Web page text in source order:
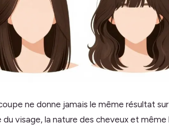
ne donne jamais le même résultat
visage, la nature des cheveux et